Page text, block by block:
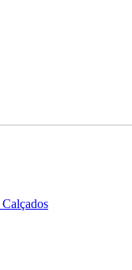
Calçados